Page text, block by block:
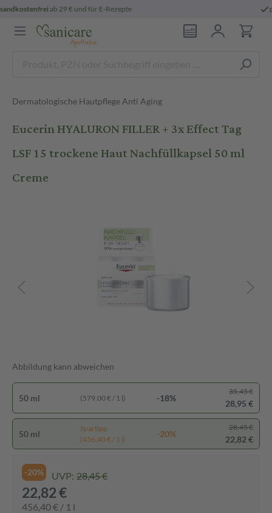
persönliche
Dermatologische Hautpflege Anti Aging
Eucerin HYALURON FILLER + 3x Effect Tag
LSF 15 trockene Haut Nachfüllkapsel 50 ml
Creme
Abbildung kann abweichen
50 ml (579,00 € / 1 l) -18%
35,45 €
28,95 €
50 ml
Spartipp
(456,40 € / 1 l)
-20%
28,45 €
22,82 €
-20% UVP: 28,45 €
22,82 €
456,40 € / 1 l